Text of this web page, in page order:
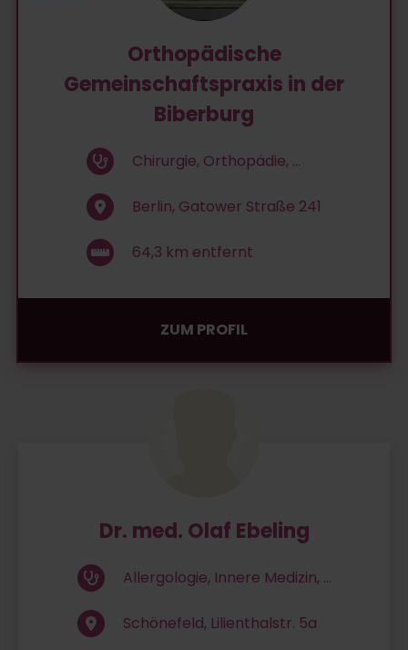
Orthopädische
Gemeinschaftspraxis in der
Biberburg
Chirurgie, Orthopädie, ...
Berlin, Gatower Straße 241
64,3 km entfernt
ZUM PROFIL
Dr. med. Olaf Ebeling
Allergologie, Innere Medizin, ...
Schönefeld, Lilienthalstr. 5a